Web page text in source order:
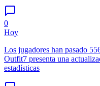
0
Hoy
Los jugadores han pasado
Outfit7 presenta una
estadísticas